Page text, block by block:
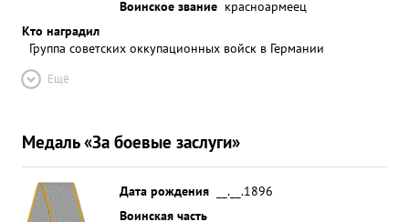
Воинское звание красноармеец
Кто наградил
Группа советских оккупационных войск в Германии
Ещё
Медаль «За боевые заслуги»
Дата рождения
__.__.1896
Воинская часть